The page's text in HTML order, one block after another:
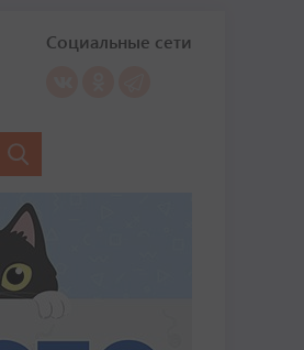
Социальные сети